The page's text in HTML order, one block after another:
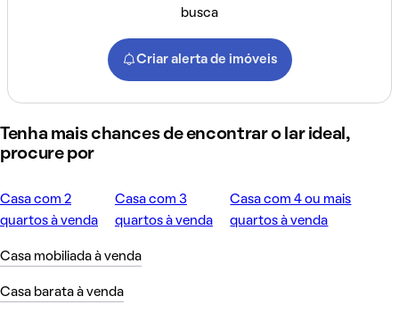
busca
Criar alerta de imóveis
Tenha mais chances de encontrar o lar ideal,
procure por
Casa com 2
quartos à venda
Casa com 3
quartos à venda
Casa com 4 ou mais
quartos à venda
Casa mobiliada à venda
Casa barata à venda